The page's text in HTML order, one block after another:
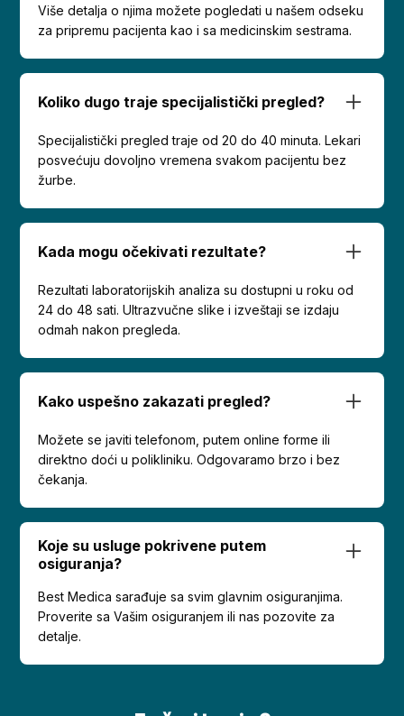
Više detalja o njima možete pogledati u našem odseku
za pripremu pacijenta kao i sa medicinskim sestrama.
Koliko dugo traje specijalistički pregled?
Specijalistički pregled traje od 20 do 40 minuta. Lekari
posvećuju dovoljno vremena svakom pacijentu bez
žurbe.
Kada mogu očekivati rezultate?
Rezultati laboratorijskih analiza su dostupni u roku od
24 do 48 sati. Ultrazvučne slike i izveštaji se izdaju
odmah nakon pregleda.
Kako uspešno zakazati pregled?
Možete se javiti telefonom, putem online forme ili
direktno doći u polikliniku. Odgovaramo brzo i bez
čekanja.
Koje su usluge pokrivene putem
osiguranja?
Best Medica sarađuje sa svim glavnim osiguranjima.
Proverite sa Vašim osiguranjem ili nas pozovite za
detalje.